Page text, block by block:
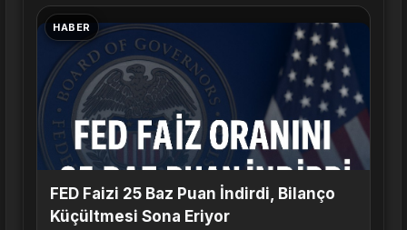
HABER
FED Faizi 25 Baz Puan İndirdi, Bilanço
Küçültmesi Sona Eriyor